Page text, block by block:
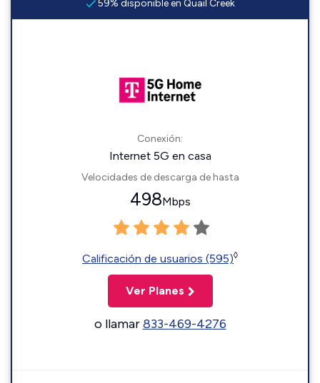
59% disponible en Quail Creek
Conexión:
Internet 5G en casa
Velocidades de descarga de hasta
498Mbps
Calificación de usuarios (595)◊
Ver Planes
o llamar833-469-4276